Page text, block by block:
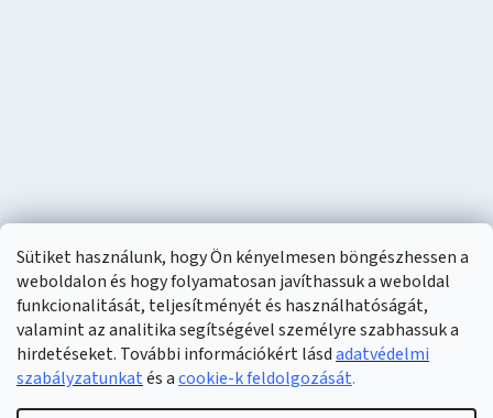
Sütiket használunk, hogy Ön kényelmesen böngészhessen a
weboldalon és hogy folyamatosan javíthassuk a weboldal
funkcionalitását, teljesítményét és használhatóságát,
valamint az analitika segítségével személyre szabhassuk a
hirdetéseket. További információkért lásdadatvédelmi
szabályzatunkatés acookie-k feldolgozását.